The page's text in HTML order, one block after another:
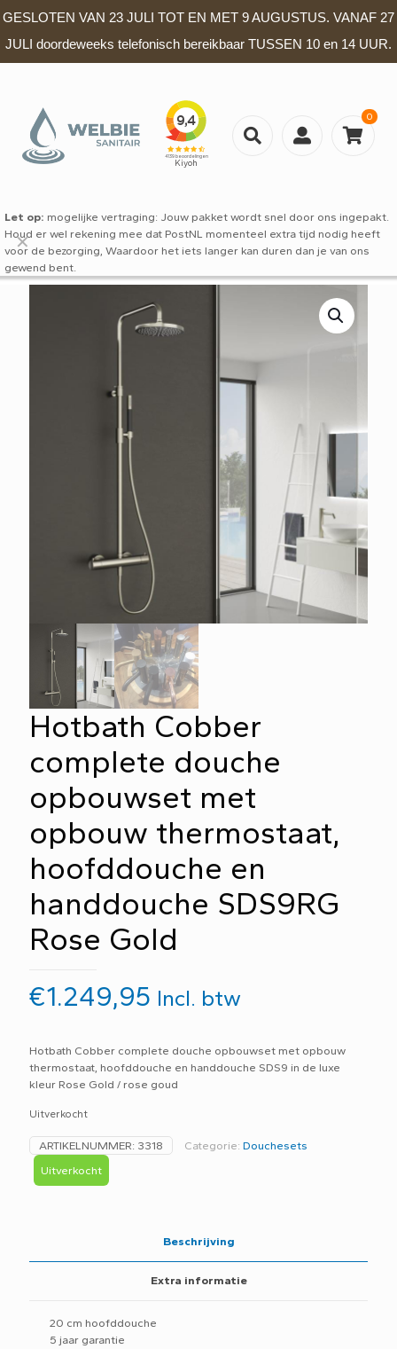
GESLOTEN VAN 23 JULI TOT EN MET 9 AUGUSTUS. VANAF 27
JULI doordeweeks telefonisch bereikbaar TUSSEN 10 en 14 UUR.
0
Let op: mogelijke vertraging: Jouw pakket wordt snel door ons ingepakt.
Houd er wel rekening mee dat PostNL momenteel extra tijd nodig heeft
voor de bezorging, Waardoor het iets langer kan duren dan je van ons
gewend bent.
✕
Hotbath Cobber
complete douche
opbouwset met
opbouw thermostaat,
hoofddouche en
handdouche SDS9RG
Rose Gold
€1.249,95 Incl. btw
Hotbath Cobber complete douche opbouwset met opbouw
thermostaat, hoofddouche en handdouche SDS9 in de luxe
kleur Rose Gold / rose goud
Uitverkocht
ARTIKELNUMMER: 3318 Categorie: Douchesets
Uitverkocht
Beschrijving
Extra informatie
20 cm hoofddouche
5 jaar garantie